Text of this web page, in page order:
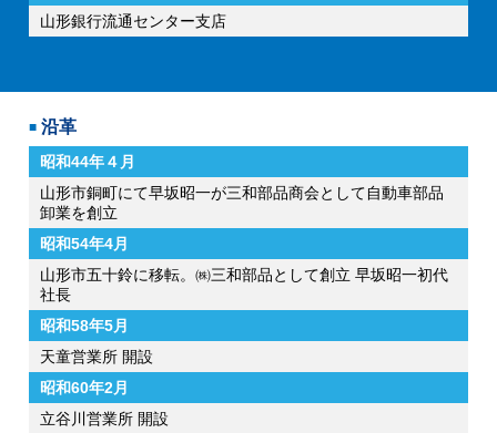
山形銀行流通センター支店
沿革
昭和44年４月
山形市銅町にて早坂昭一が三和部品商会として自動車部品
卸業を創立
昭和54年4月
山形市五十鈴に移転。㈱三和部品として創立 早坂昭一初代
社長
昭和58年5月
天童営業所 開設
昭和60年2月
立谷川営業所 開設